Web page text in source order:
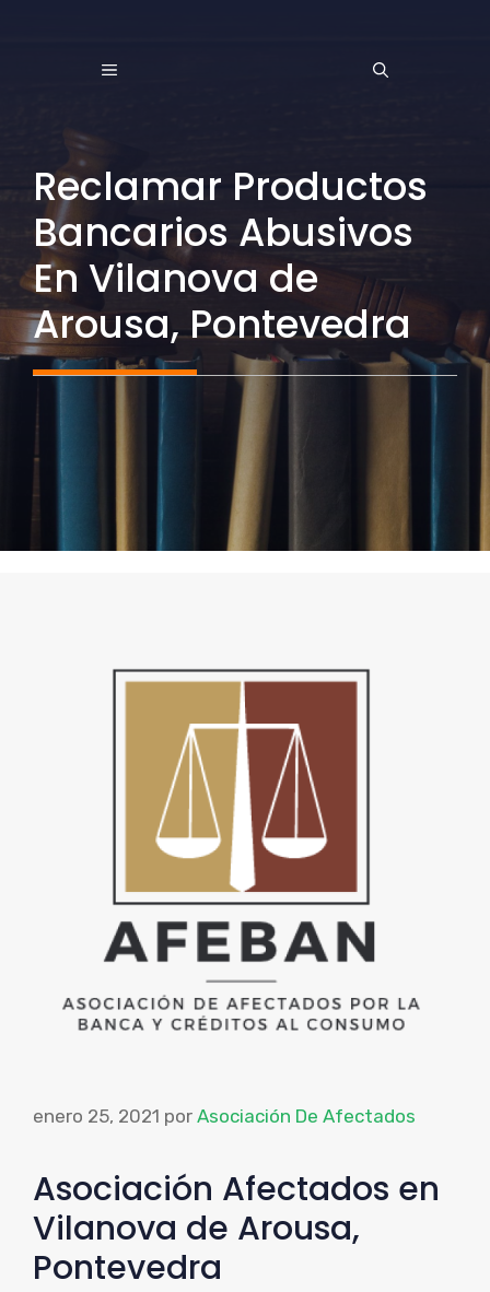
MENÚ
Reclamar Productos
Bancarios Abusivos
En Vilanova de
Arousa, Pontevedra
enero 25, 2021 por Asociación De Afectados
Asociación Afectados en
Vilanova de Arousa,
Pontevedra